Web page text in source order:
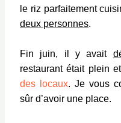
le riz parfaitement
deux personnes.
Fin juin, il y avait
restaurant était plein
des locaux. Je vous
sûr d’avoir une place.